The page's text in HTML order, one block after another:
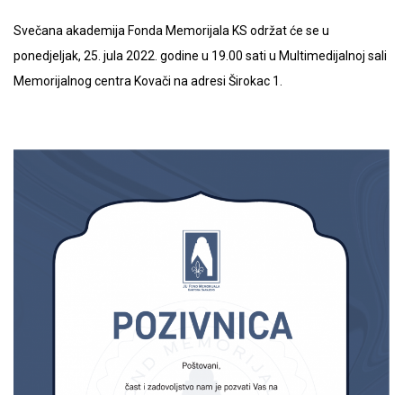
Svečana akademija Fonda Memorijala KS održat će se u
ponedjeljak, 25. jula 2022. godine u 19.00 sati u Multimedijalnoj sali
Memorijalnog centra Kovači na adresi Širokac 1.